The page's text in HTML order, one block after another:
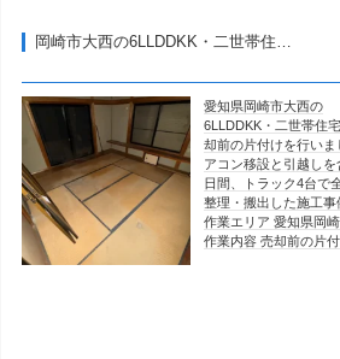
大西の6LLDDKK・二世帯住…
愛知県岡崎市大西の
6LLDDKK・二世帯住宅で、売
却前の片付けを行いました。エ
アコン移設と引越しを含めて4
日間、トラック4台で全部屋を
整理・搬出した施工事例です。
作業エリア 愛知県岡崎市大西
作業内容 売却前の片付け …